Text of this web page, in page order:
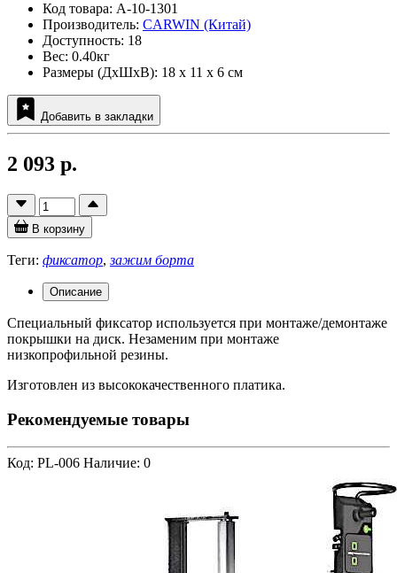
Код товара: A-10-1301
Производитель: CARWIN (Китай)
Доступность: 18
Вес: 0.40кг
Размеры (ДxШxВ): 18 x 11 x 6 см
Добавить в закладки
2 093 р.
В корзину
Теги: фиксатор,зажим борта
Описание
Специальный фиксатор используется при монтаже/демонтаже
покрышки на диск. Незаменим при монтаже
низкопрофильной резины.
Изготовлен из высококачественного платика.
Рекомендуемые товары
Код: PL-006 Наличие: 0